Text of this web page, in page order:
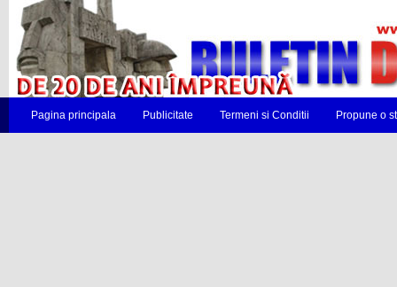
Pagina principala Publicitate Termeni si Conditii Propune o